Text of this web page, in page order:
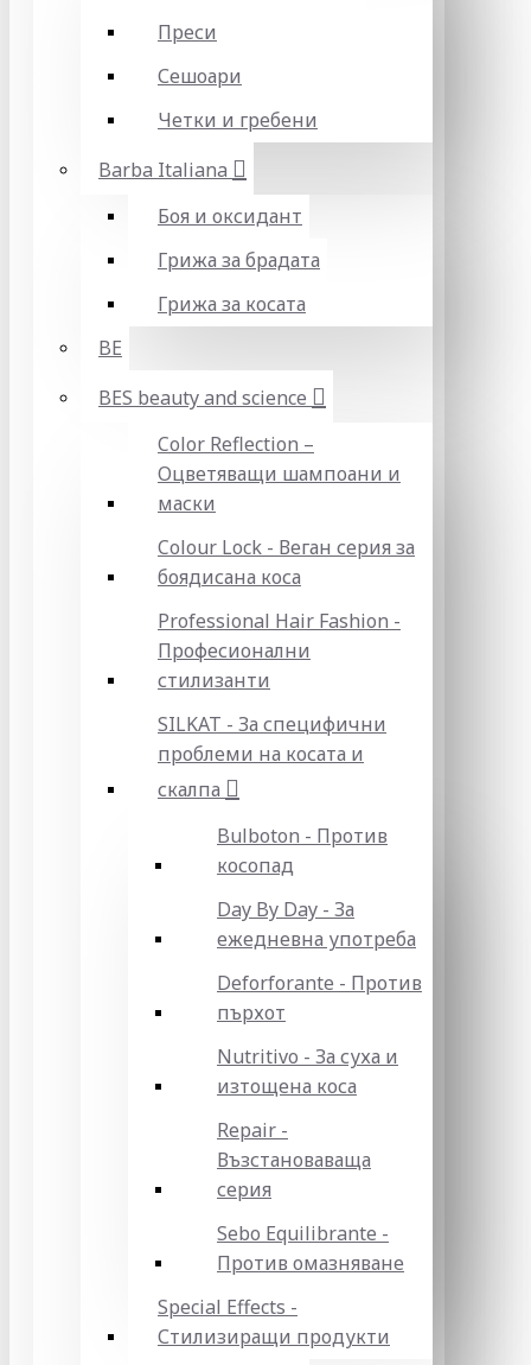
Преси
Сешоари
Четки и гребени
Barba Italiana
Боя и оксидант
Грижа за брадата
Грижа за косата
BE
BES beauty and science
Color Reflection –
Оцветяващи шампоани и
маски
Colour Lock - Веган серия за
боядисана коса
Professional Hair Fashion -
Професионални
стилизанти
SILKAT - За специфични
проблеми на косата и
скалпа
Bulboton - Против
косопад
Day By Day - За
ежедневна употреба
Deforforante - Против
пърхот
Nutritivo - За суха и
изтощена коса
Repair -
Възстановаваща
серия
Sebo Equilibrante -
Против омазняване
Special Effects -
Стилизиращи продукти